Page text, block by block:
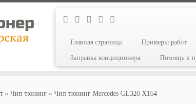
Главная страница Примеры работ
Заправка кондиционера Помощь в
» Чип тюнинг » Чип тюнинг Mercedes GL320 X164